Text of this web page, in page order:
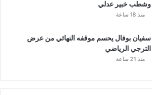
وشطب خبير عدلي
منذ 18 ساعة
سفيان بوفال يحسم موقفه النهائي من عرض
الترجي الرياضي
منذ 21 ساعة